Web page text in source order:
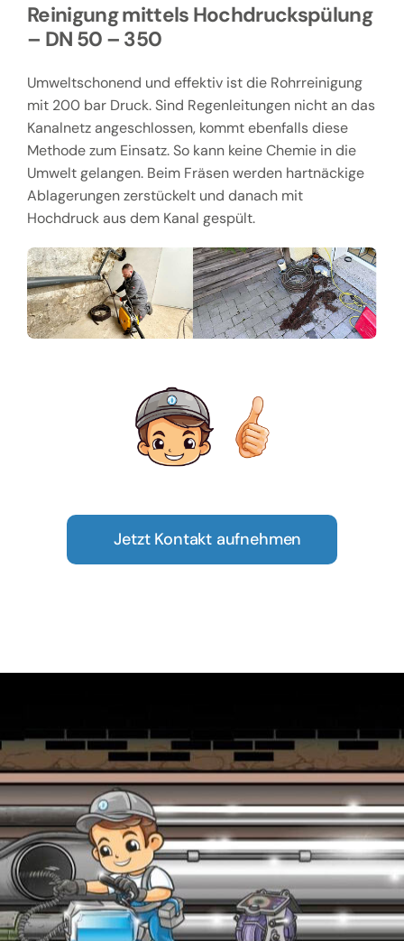
Reinigung mittels Hochdruckspülung
– DN 50 – 350
Umweltschonend und effektiv ist die Rohrreinigung
mit 200 bar Druck. Sind Regenleitungen nicht an das
Kanalnetz angeschlossen, kommt ebenfalls diese
Methode zum Einsatz. So kann keine Chemie in die
Umwelt gelangen. Beim Fräsen werden hartnäckige
Ablagerungen zerstückelt und danach mit
Hochdruck aus dem Kanal gespült.
Jetzt Kontakt aufnehmen